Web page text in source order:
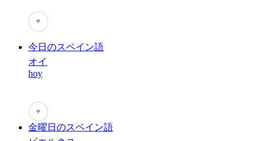
♥
今日のスペイン語
オイ
hoy
♥
金曜日のスペイン語